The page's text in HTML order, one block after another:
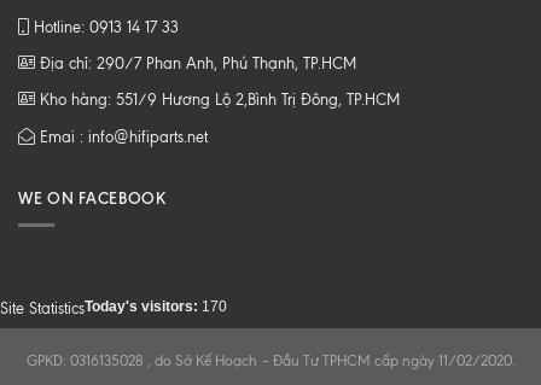
Hotline: 0913 14 17 33
Địa chỉ: 290/7 Phan Anh, Phú Thạnh, TP.HCM
Kho hàng: 551/9 Hương Lộ 2,Bình Trị Đông, TP.HCM
Emai : info@hifiparts.net
WE ON FACEBOOK
Site StatisticsToday's visitors: 170
GPKD: 0316135028 , do Sở Kế Hoạch – Đầu Tư TPHCM cấp ngày 11/02/2020.